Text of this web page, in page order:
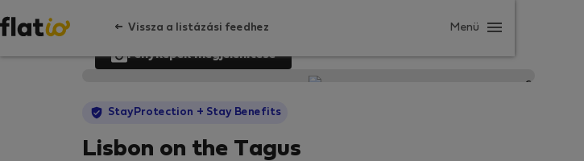
Vissza a listázási feedhez Menü
Fényképek megjelenítése
StayProtection + Stay Benefits
Lisbon on the Tagus